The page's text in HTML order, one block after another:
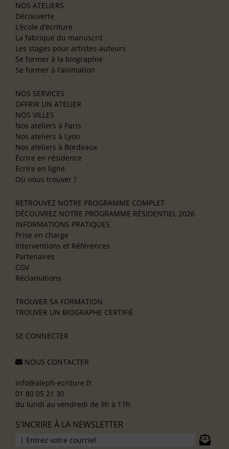
NOS ATELIERS
Découverte
L’école d’écriture
La fabrique du manuscrit
Les stages pour artistes-auteurs
Se former à la biographie
Se former à l’animation
NOS SERVICES
OFFRIR UN ATELIER
NOS VILLES
Nos ateliers à Paris
Nos ateliers à Lyon
Nos ateliers à Bordeaux
Écrire en résidence
Écrire en ligne
Où nous trouver ?
RETROUVEZ NOTRE PROGRAMME COMPLET
DÉCOUVREZ NOTRE PROGRAMME RÉSIDENTIEL 2026
INFORMATIONS PRATIQUES
Prise en charge
Interventions et Références
Partenaires
CGV
Réclamations
TROUVER SA FORMATION
TROUVER UN BIOGRAPHE CERTIFIÉ
SE CONNECTER
NOUS CONTACTER
info@aleph-ecriture.fr
01 80 05 21 30
du lundi au vendredi de 9h à 17h
S'INCRIRE À LA NEWSLETTER